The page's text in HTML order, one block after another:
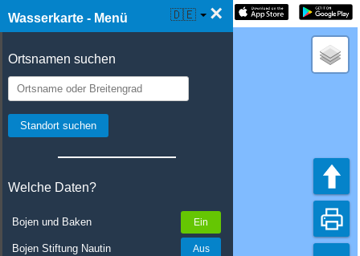
Wasserkarte - Menü ×
Ortsnamen suchen
Welche Daten?
Bojen und Baken
Bojen Stiftung Nautin
☰ Wasserkarte Live 🇩🇪